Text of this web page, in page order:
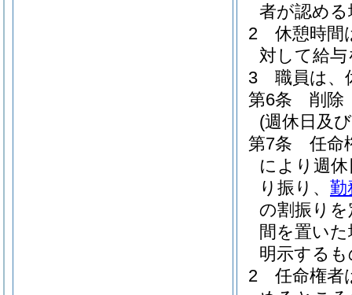
者が認め
2
休憩時間
対して給
3
職員は、
第6条
削除
(週休日及
第7条
任命
により週
り振り、 勤
の割振り
間を置い
明示する
2
任命権者